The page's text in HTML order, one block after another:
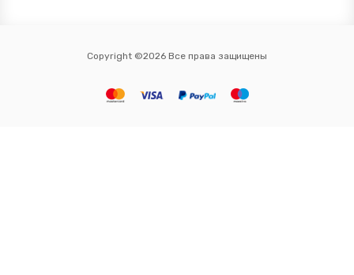
Copyright ©2026 Все права защищены